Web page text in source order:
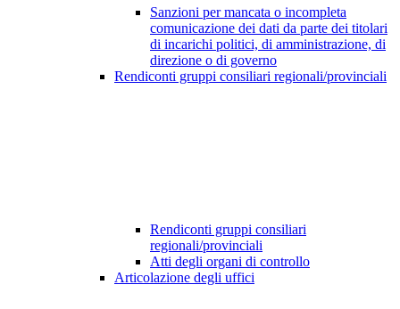
Sanzioni per mancata o incompleta
comunicazione dei dati da parte dei titolari
di incarichi politici, di amministrazione, di
direzione o di governo
Rendiconti gruppi consiliari regionali/provinciali
Rendiconti gruppi consiliari
regionali/provinciali
Atti degli organi di controllo
Articolazione degli uffici